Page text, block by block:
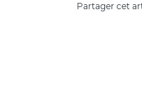
Partager cet